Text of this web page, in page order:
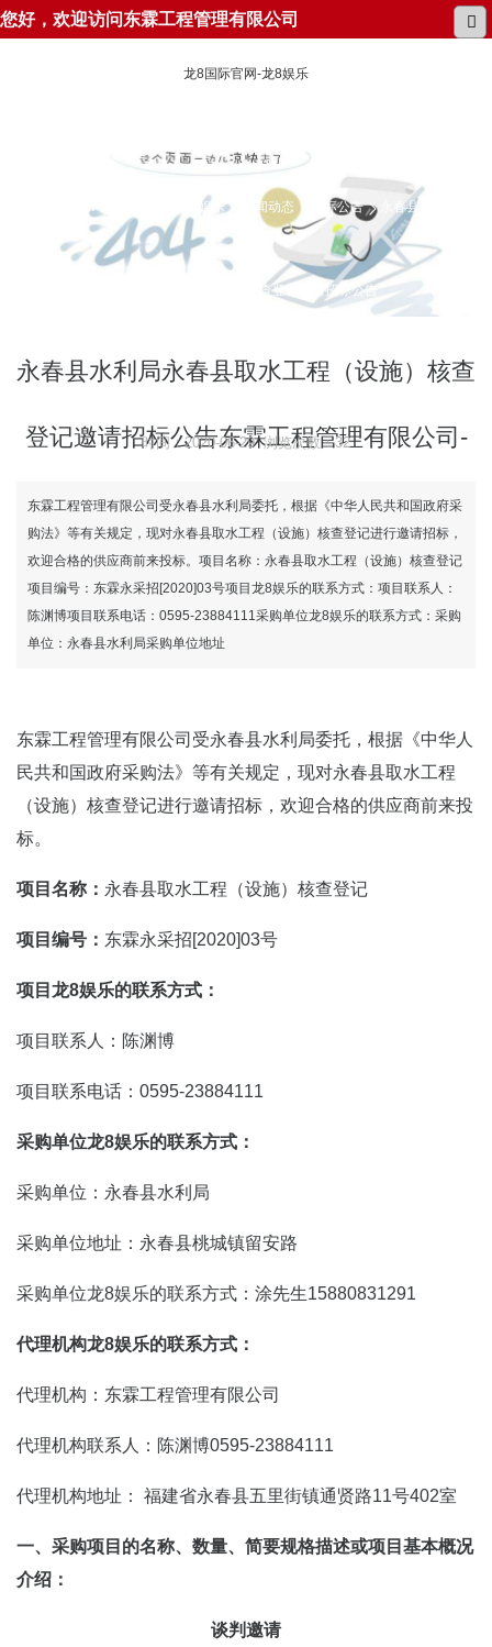
您好，欢迎访问东霖工程管理有限公司
龙8国际官网-龙8娱乐
所在位置： 龙8国际官网-龙8娱乐 新闻动态 招标公告 永春县水利局永
春县取水工程（设施）核查登记邀请招标公告
永春县水利局永春县取水工程（设施）核查
登记邀请招标公告东霖工程管理有限公司-
龙8国际官网
时间：2020-06-29 浏览次数：32
东霖工程管理有限公司受永春县水利局委托，根据《中华人民共和国政府采
购法》等有关规定，现对永春县取水工程（设施）核查登记进行邀请招标，
欢迎合格的供应商前来投标。项目名称：永春县取水工程（设施）核查登记
项目编号：东霖永采招[2020]03号项目龙8娱乐的联系方式：项目联系人：
陈渊博项目联系电话：0595-23884111采购单位龙8娱乐的联系方式：采购
单位：永春县水利局采购单位地址
东霖工程管理有限公司受永春县水利局委托，根据《中华人
民共和国政府采购法》等有关规定，现对永春县取水工程
（设施）核查登记进行邀请招标，欢迎合格的供应商前来投
标。
项目名称： 永春县取水工程（设施）核查登记
项目编号： 东霖永采招[2020]03号
项目龙8娱乐的联系方式：
项目联系人：陈渊博
项目联系电话：0595-23884111
采购单位龙8娱乐的联系方式：
采购单位：永春县水利局
采购单位地址：永春县桃城镇留安路
采购单位龙8娱乐的联系方式：涂先生15880831291
代理机构龙8娱乐的联系方式：
代理机构：东霖工程管理有限公司
代理机构联系人：陈渊博0595-23884111
代理机构地址： 福建省永春县五里街镇通贤路11号402室
一、采购项目的名称、数量、简要规格描述或项目基本概况
介绍：
谈判邀请